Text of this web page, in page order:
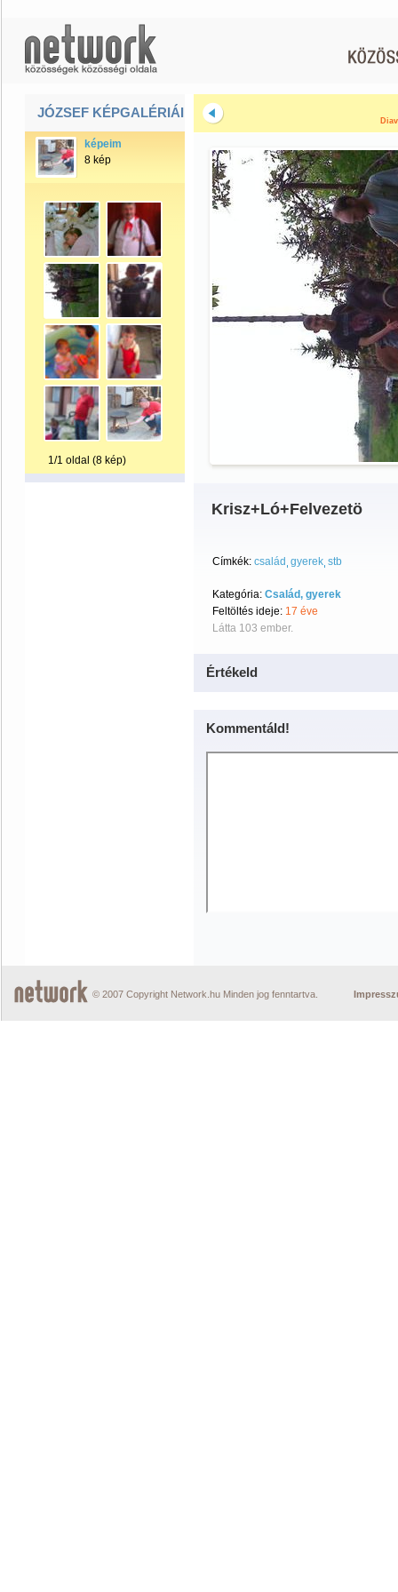
JÓZSEF KÉPGALÉRIÁI
képeim
8 kép
1/1 oldal (8 kép)
Krisz+Ló+Felvezetö
Címkék: család gyerek stb
Kategória: Család, gyerek
Feltöltés ideje: 17 éve
Látta 103 ember.
Értékeld
Kommentáld!
© 2007 Copyright Network.hu Minden jog fenntartva.